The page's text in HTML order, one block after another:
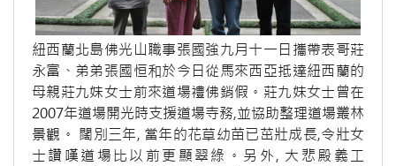
紐西蘭北島佛光山職事張國強九月十一日攜帶表哥莊
永富、弟弟張國恒和於今日從馬來西亞抵達紐西蘭的
母親莊九妹女士前來道場禮佛銷假。莊九妹女士曾在
2007年道場開光時支援道場寺務,並協助整理道場叢林
景觀。 闊別三年, 當年的花草幼苗已茁壯成長,令壯女
士讚嘆道場比以前更顯翠綠。另外, 大悲殿義工